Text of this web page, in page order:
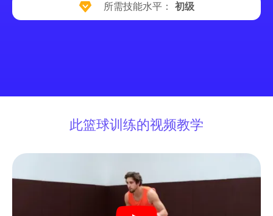
所需技能水平： 初级
此篮球训练的视频教学